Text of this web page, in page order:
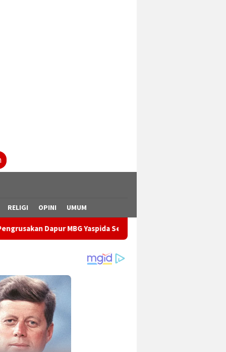
RELIGI OPINI UMUM
Dapur MBG Yaspida Selawangi, Polisi Selidiki Motif Pelaku